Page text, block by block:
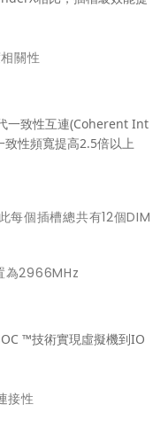
關性
一致性互連(Coherent Int
性頻寬提高2.5倍以上
每個插槽總共有12個DIM
為2966MHz
™技術實現虛擬機到IO
接性